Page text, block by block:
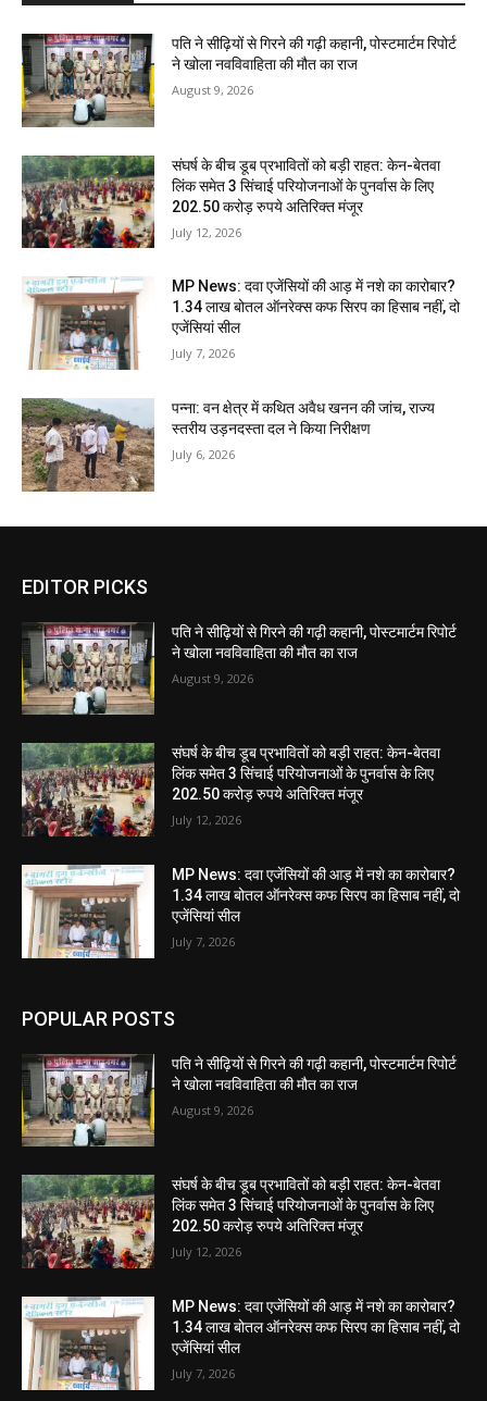
पति ने सीढ़ियों से गिरने की गढ़ी कहानी, पोस्टमार्टम रिपोर्ट
ने खोला नवविवाहिता की मौत का राज
August 9, 2026
संघर्ष के बीच डूब प्रभावितों को बड़ी राहत: केन-बेतवा
लिंक समेत 3 सिंचाई परियोजनाओं के पुनर्वास के लिए
202.50 करोड़ रुपये अतिरिक्त मंजूर
July 12, 2026
MP News: दवा एजेंसियों की आड़ में नशे का कारोबार?
1.34 लाख बोतल ऑनरेक्स कफ सिरप का हिसाब नहीं, दो
एजेंसियां सील
July 7, 2026
पन्ना: वन क्षेत्र में कथित अवैध खनन की जांच, राज्य
स्तरीय उड़नदस्ता दल ने किया निरीक्षण
July 6, 2026
EDITOR PICKS
पति ने सीढ़ियों से गिरने की गढ़ी कहानी, पोस्टमार्टम रिपोर्ट
ने खोला नवविवाहिता की मौत का राज
August 9, 2026
संघर्ष के बीच डूब प्रभावितों को बड़ी राहत: केन-बेतवा
लिंक समेत 3 सिंचाई परियोजनाओं के पुनर्वास के लिए
202.50 करोड़ रुपये अतिरिक्त मंजूर
July 12, 2026
MP News: दवा एजेंसियों की आड़ में नशे का कारोबार?
1.34 लाख बोतल ऑनरेक्स कफ सिरप का हिसाब नहीं, दो
एजेंसियां सील
July 7, 2026
POPULAR POSTS
पति ने सीढ़ियों से गिरने की गढ़ी कहानी, पोस्टमार्टम रिपोर्ट
ने खोला नवविवाहिता की मौत का राज
August 9, 2026
संघर्ष के बीच डूब प्रभावितों को बड़ी राहत: केन-बेतवा
लिंक समेत 3 सिंचाई परियोजनाओं के पुनर्वास के लिए
202.50 करोड़ रुपये अतिरिक्त मंजूर
July 12, 2026
MP News: दवा एजेंसियों की आड़ में नशे का कारोबार?
1.34 लाख बोतल ऑनरेक्स कफ सिरप का हिसाब नहीं, दो
एजेंसियां सील
July 7, 2026